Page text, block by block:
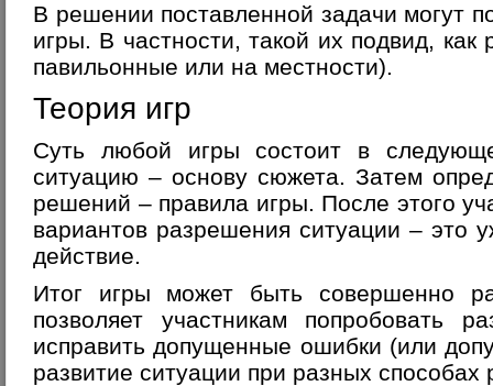
В решении поставленной задачи могут
игры. В частности, такой их подвид,
павильонные или на местности).
Теория игр
Суть любой игры состоит в
ситуацию – основу сюжета. Затем
решений – правила игры. После этого
вариантов разрешения ситуации – это
действие.
Итог игры может быть совершенно
позволяет участникам попробовать
исправить допущенные ошибки (или
развитие ситуации при разных